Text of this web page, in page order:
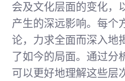
会及文化层面的变化，
产生的深远影响。每个
论，力求全面而深入地
了如今的局面。通过分
可以更好地理解这些层